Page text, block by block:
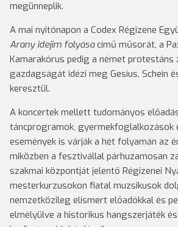
megünneplik.
A mai nyitónapon a Codex Régizene
Arany idejim folyásacímű műsorát, a
Kamarakórus pedig a német protestáns
gazdagságát idézi meg Gesius, Schein
keresztül.
A koncertek mellett tudományos
táncprogramok, gyermekfoglalkozások
események is várják a hét folyamán az
miközben a fesztivállal párhuzamosan
szakmai központját jelentő Régizenei
mesterkurzusokon fiatal muzsikusok
nemzetközileg elismert előadókkal és
elmélyülve a historikus hangszerjáték